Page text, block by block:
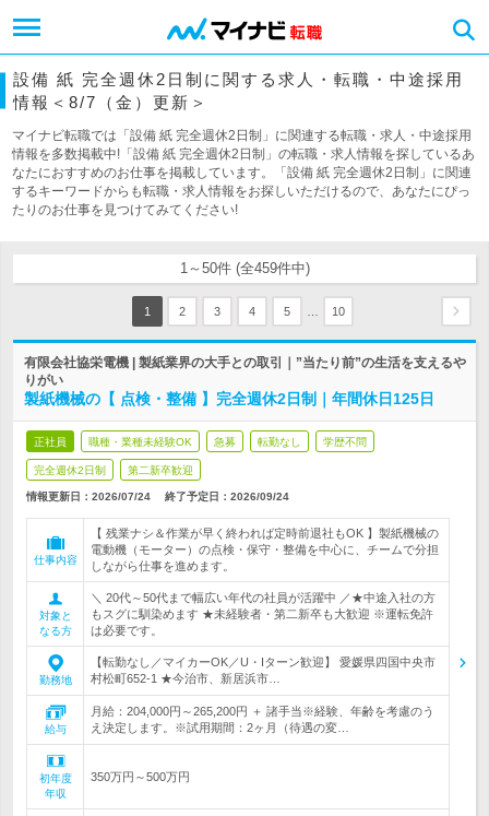
設備 紙 完全週休2日制に関する求人・転職・中途採用
情報＜8/7（金）更新＞
マイナビ転職では「設備 紙 完全週休2日制」に関連する転職・求人・中途採用
情報を多数掲載中!「設備 紙 完全週休2日制」の転職・求人情報を探しているあ
なたにおすすめのお仕事を掲載しています。「設備 紙 完全週休2日制」に関連
するキーワードからも転職・求人情報をお探しいただけるので、あなたにぴっ
たりのお仕事を見つけてみてください!
1～50件 (全459件中)
1 2 3 4 5 10
有限会社協栄電機 | 製紙業界の大手との取引｜”当たり前”の生活を支えるや
りがい
製紙機械の【 点検・整備 】完全週休2日制｜年間休日125日
正社員 職種・業種未経験OK 急募 転勤なし 学歴不問
完全週休2日制 第二新卒歓迎
情報更新日：2026/07/24 終了予定日： 2026/09/24
仕事内容
【 残業ナシ＆作業が早く終われば定時前退社もOK 】製紙機械の
電動機（モーター）の点検・保守・整備を中心に、チームで分担
しながら仕事を進めます。
対象と
なる方
＼ 20代～50代まで幅広い年代の社員が活躍中 ／★中途入社の方
もスグに馴染めます ★未経験者・第二新卒も大歓迎 ※運転免許
は必要です。
勤務地
【転勤なし／マイカーOK／U・Iターン歓迎】 愛媛県四国中央市
村松町652-1 ★今治市、新居浜市…
給与
月給：204,000円～265,200円 ＋ 諸手当※経験、年齢を考慮のう
え決定します。※試用期間：2ヶ月（待遇の変…
初年度
年収
350万円～500万円